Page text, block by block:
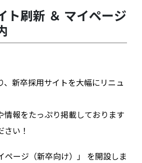
ト刷新 ＆ マイページ
、新卒採用サイトを大幅にリニュ
情報をたっぷり掲載しております
い！
ページ（新卒向け）」 を開設しま